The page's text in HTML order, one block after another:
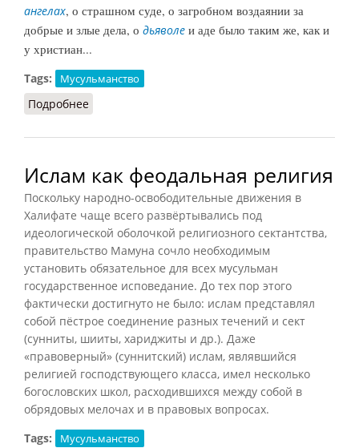
ангелах, о страшном суде, о загробном воздаянии за
добрые и злые дела, о дьяволе и аде было таким же, как и
у христиан...
Tags: Мусульманство
Подробнее
Ислам как феодальная религия
Поскольку народно-освободительные движения в
Халифате чаще всего развёртывались под
идеологической оболочкой религиозного сектантства,
правительство Мамуна сочло необходимым
установить обязательное для всех мусульман
государственное исповедание. До тех пор этого
фактически достигнуто не было: ислам представлял
собой пёстрое соединение разных течений и сект
(сунниты, шииты, хариджиты и др.). Даже
«правоверный» (суннитский) ислам, являвшийся
религией господствующего класса, имел несколько
богословских школ, расходившихся между собой в
обрядовых мелочах и в правовых вопросах.
Tags:
Мусульманство